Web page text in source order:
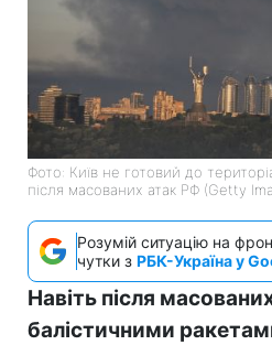
Фото: Київ не готовий до
після масованих атак РФ (Getty
Розумій ситуацію на
чутки з РБК-Україна у
Навіть після
балістичними